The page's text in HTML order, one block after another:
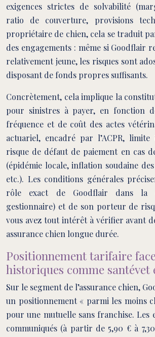
exigences strictes de solvabilité
ratio de couverture, provisions
propriétaire de chien, cela se traduit
des engagements : même si Goodflair
relativement jeune, les risques sont
disposant de fonds propres suffisants.
Concrètement, cela implique la
pour sinistres à payer, en fonction
fréquence et de coût des actes
actuariel, encadré par l’ACPR,
risque de défaut de paiement en cas
(épidémie locale, inflation soudaine
etc.). Les conditions générales
rôle exact de Goodflair dans la
gestionnaire) et de son porteur de
vous avez tout intérêt à vérifier avant
assurance chien longue durée.
Positionnement tarifaire
historiques comme santévet
Sur le segment de l’assurance chien,
un positionnement « parmi les moins
pour une mutuelle sans franchise. Les
communiqués (à partir de 5,90 € à